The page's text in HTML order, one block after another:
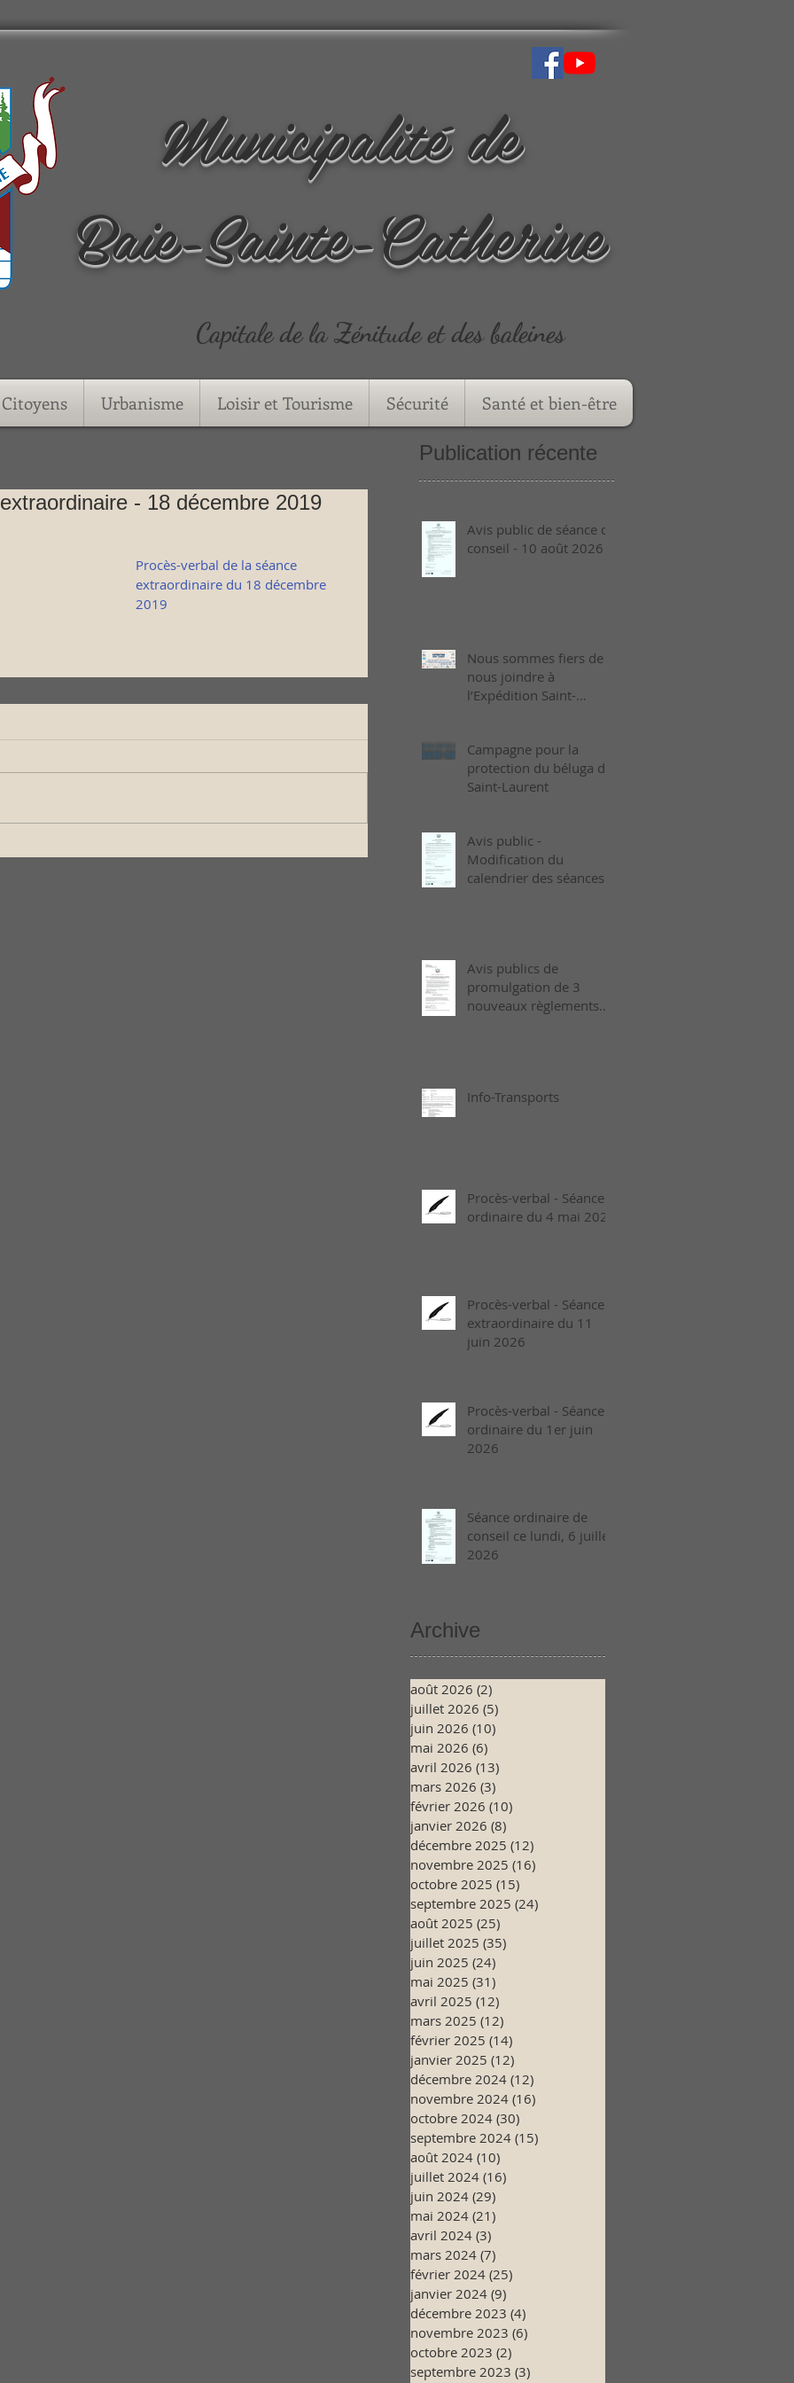
Municipalité de
Baie-Sainte-Catherine
Capitale de la Zénitude et des baleines
Citoyens Urbanisme Loisir et Tourisme Sécurité Santé et bien-être
Publication récente
- 18 décembre 2019
Procès-verbal de la séance
extraordinaire du 18 décembre
2019
Avis public de séance de
conseil - 10 août 2026
Nous sommes fiers de
nous joindre à
l’Expédition Saint-
Campagne pour la
protection du béluga du
Saint-Laurent
Avis public -
Modification du
calendrier des séances
Avis publics de
promulgation de 3
nouveaux règlements
Info-Transports
Procès-verbal - Séance
ordinaire du 4 mai 2026
Procès-verbal - Séance
extraordinaire du 11
juin 2026
Procès-verbal - Séance
ordinaire du 1er juin
2026
Séance ordinaire de
conseil ce lundi, 6 juillet
2026
Archive
août 2026 (2)
juillet 2026 (5)
juin 2026 (10)
mai 2026 (6)
avril 2026 (13)
mars 2026 (3)
février 2026 (10)
janvier 2026 (8)
décembre 2025 (12)
novembre 2025 (16)
octobre 2025 (15)
septembre 2025 (24)
août 2025 (25)
juillet 2025 (35)
juin 2025 (24)
mai 2025 (31)
avril 2025 (12)
mars 2025 (12)
février 2025 (14)
janvier 2025 (12)
décembre 2024 (12)
novembre 2024 (16)
octobre 2024 (30)
septembre 2024 (15)
août 2024 (10)
juillet 2024 (16)
juin 2024 (29)
mai 2024 (21)
avril 2024 (3)
mars 2024 (7)
février 2024 (25)
janvier 2024 (9)
décembre 2023 (4)
novembre 2023 (6)
octobre 2023 (2)
septembre 2023 (3)